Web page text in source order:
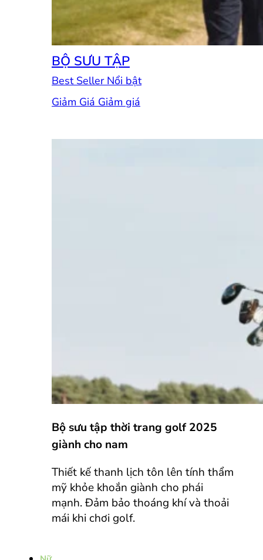
BỘ SƯU TẬP
Best Seller
Giảm Giá
Bộ sưu tập thời trang golf 2025
giành cho nam
Thiết kế thanh lịch tôn lên tính thẩm
mỹ khỏe khoắn giành cho phái
mạnh. Đảm bảo thoáng khí và thoải
mái khi chơi golf.